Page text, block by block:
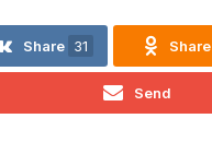
Share 31 Share
Send